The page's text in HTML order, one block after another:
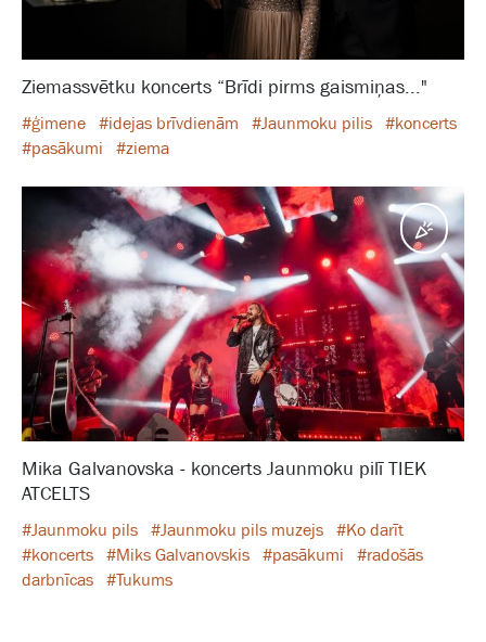
Ziemassvētku koncerts “Brīdi pirms gaismiņas..."
#ģimene #idejas brīvdienām #Jaunmoku pilis #koncerts
#pasākumi
#ziema
Mika Galvanovska - koncerts Jaunmoku pilī TIEK
ATCELTS
#Jaunmoku pils #Jaunmoku pils muzejs #Ko darīt
#koncerts #Miks Galvanovskis #pasākumi
#radošās
darbnīcas #Tukums